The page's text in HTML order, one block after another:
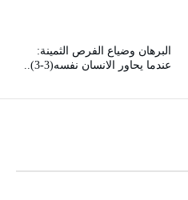
البرهان وضياع الفرص الثمينة:
عندما يحاور الانسان نفسه(3-3)..